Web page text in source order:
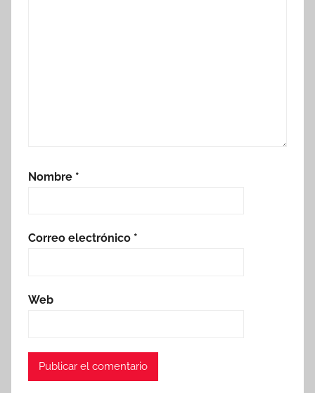
Nombre *
Correo electrónico *
Web